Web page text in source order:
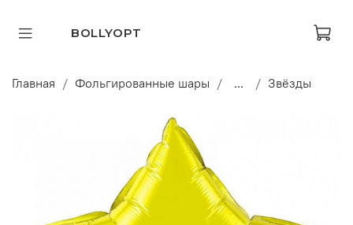
BOLLYOPT
Главная Фольгированные шары ... Звёзды